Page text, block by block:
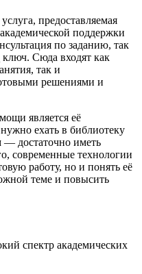
предоставляемая
поддержки
по заданию, так
Сюда входят как
так и
решениями и
является её
ехать в библиотеку
— достаточно иметь
современные технологии
работу, но и понять её
теме и повысить
спектр академических